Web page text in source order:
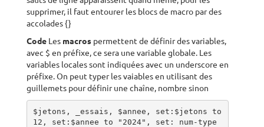
supprimer, il faut entourer les blocs de macro par des
accolades {}
Code Les macros permettent de définir des variables,
avec $ en préfixe, ce sera une variable globale. Les
variables locales sont indiquées avec un underscore en
préfixe. On peut typer les vaiables en utilisant des
guillemets pour définir une chaîne, nombre sinon
$jetons, _essais, $annee, set:$jetons to
12, set:$annee to "2024", set: num-type